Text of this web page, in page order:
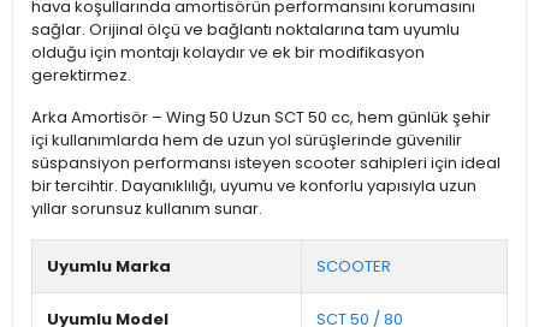
hava koşullarında amortisörün performansını korumasını
sağlar. Orijinal ölçü ve bağlantı noktalarına tam uyumlu
olduğu için montajı kolaydır ve ek bir modifikasyon
gerektirmez.
Arka Amortisör – Wing 50 Uzun SCT 50 cc, hem günlük şehir
içi kullanımlarda hem de uzun yol sürüşlerinde güvenilir
süspansiyon performansı isteyen scooter sahipleri için ideal
bir tercihtir. Dayanıklılığı, uyumu ve konforlu yapısıyla uzun
yıllar sorunsuz kullanım sunar.
Uyumlu Marka SCOOTER
Uyumlu Model SCT 50 / 80